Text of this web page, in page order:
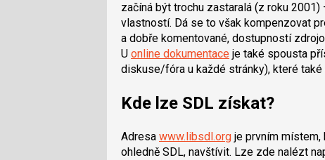
začíná být trochu zastaralá (z roku
vlastností. Dá se to však kompenzovat
a dobře komentované, dostupností
U online dokumentace je také spousta
diskuse/fóra u každé stránky), které také
Kde lze SDL získat?
Adresa www.libsdl.org je prvním místem,
ohledně SDL, navštívit. Lze zde nalézt